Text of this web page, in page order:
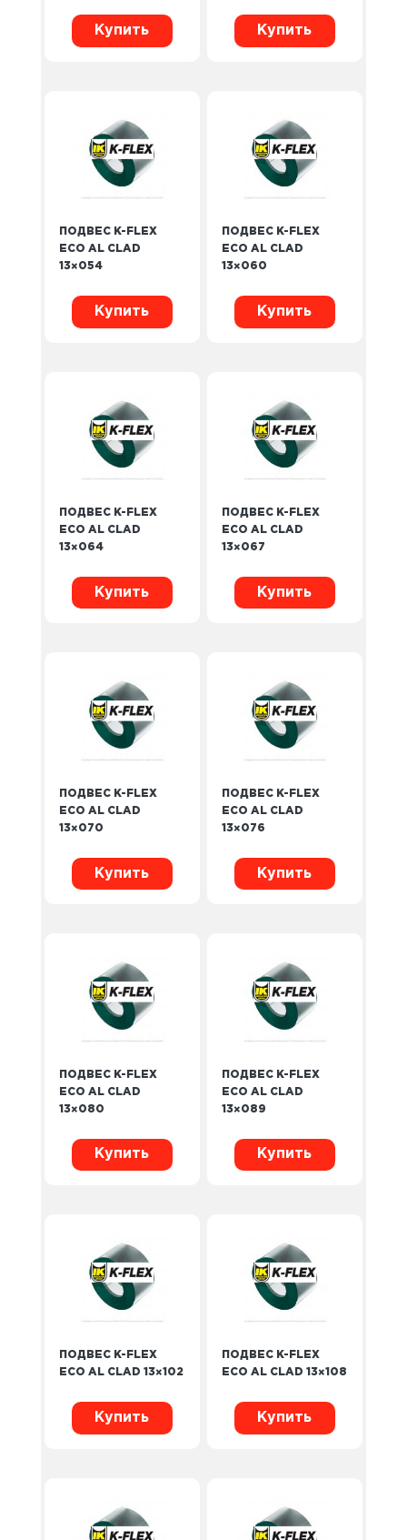
Купить Купить
ПОДВЕС K-FLEX
ECO AL CLAD
13×054
Купить
ПОДВЕС K-FLEX
ECO AL CLAD
13×060
Купить
ПОДВЕС K-FLEX
ECO AL CLAD
13×064
Купить
ПОДВЕС K-FLEX
ECO AL CLAD
13×067
Купить
ПОДВЕС K-FLEX
ECO AL CLAD
13×070
Купить
ПОДВЕС K-FLEX
ECO AL CLAD
13×076
Купить
ПОДВЕС K-FLEX
ECO AL CLAD
13×080
Купить
ПОДВЕС K-FLEX
ECO AL CLAD
13×089
Купить
ПОДВЕС K-FLEX
ECO AL CLAD 13×102
Купить
ПОДВЕС K-FLEX
ECO AL CLAD 13×108
Купить